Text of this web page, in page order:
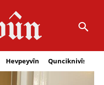
Hevpeyvîn Qunciknivîs